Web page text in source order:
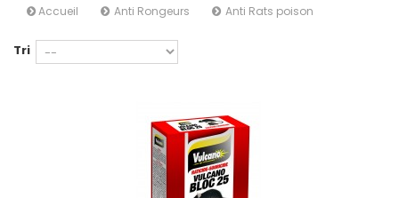
Accueil Anti Rongeurs Anti Rats poison
Tri